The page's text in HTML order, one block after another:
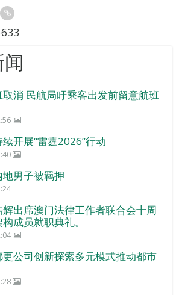
消 民航局吁乘客出发前留意航班
开展“雷霆2026”行动
男子被羁押
出席澳门法律工作者联合会十周
成员就职典礼。
公司创新探索多元模式推动都市